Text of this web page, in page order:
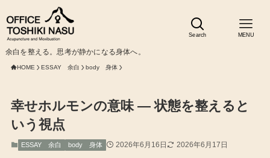
余白を整える。思考が静かになる身体へ。
Search MENU
HOME ESSAY 余白 body 身体
幸せホルモンの意味 ― 状態を整えると
いう視点
ESSAY 余白 body 身体 2026年6月16日 2026年6月17日